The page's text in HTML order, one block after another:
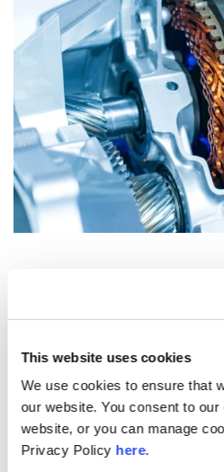
This website uses cookies
We use cookies to ensure that
our website. You consent to
website, or you can manage
Privacy Policy here.
odstranit stávající staré výrobní
kontaktoval náš maďarský tým,
odstranění strojního zařízení
elektrické služby a také potrubí.